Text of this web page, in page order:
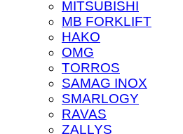
MITSUBISHI
MB FORKLIFT
HAKO
OMG
TORROS
SAMAG INOX
SMARLOGY
RAVAS
ZALLYS